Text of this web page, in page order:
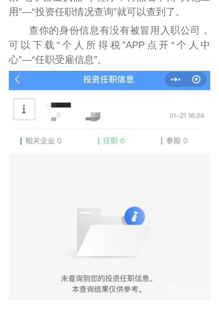
用”—“投资任职情况查询”就可以查到了。
查你的身份信息有没有被冒用入职公司，
可以下载“个人所得税”APP点开“个人中
心”—“任职受雇信息”。